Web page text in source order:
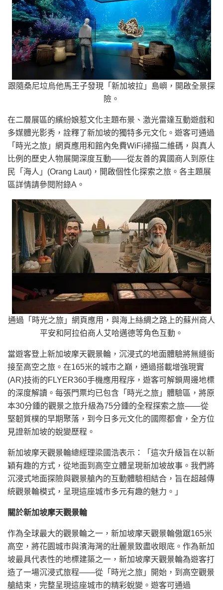
跟隨桑尼垃烏他馬王子發現「新加坡拉」島嶼，開啟全景探
險。
在二層展區的繽紛娘惹文化主題布景、激光雷達互動遊戲和
多媒體光影秀，詮釋了新加坡的獨特多元文化。遊客可通過
「時光之旅」網頁應用和館內免費WiFi掃描二維碼，與真人
比例的歷史人物展開深度互動——從友善的異國商人到原住
民「海人」(Orang Laut)，開啟個性化探索之旅。各主題展
區詳情請參閱附錄A。
通過「時光之旅」網頁應用，與海上絲綢之路上的蘇州商人
平安和阿拉伯商人艾哈邁德等角色互動。
當遊客登上新加坡摩天觀景輪，沉浸式的地面體驗將無縫銜
接至高空之旅。在165米的城市之巔，通過搭載增強現實
(AR)技術的FLYER360手機應用程序，遊客可解鎖周邊地標
的深度解讀。每張門票均已包含「時光之旅」體驗區，將原
本30分鍾的觀景之旅升級為75分鍾的全程探索之旅——從
堅韌質樸的早期聚落，到今日多元文化的國際都會，全方位
見證新加坡的蛻變歷程。
新加坡摩天觀景輪總經理梁國浩表示：「這次升級旨在以新
穎有趣的方式，從地面到高空立體呈現新加坡故事。我們將
沉浸式地面探險與觀景艙內的互動體驗相結合，旨在超越傳
統觀景輪模式，呈現這座城市多元有趣的魅力。」
關於新加坡摩天觀景輪
作為全球最大的觀景輪之一，新加坡摩天觀景輪傲踞165米
高空，將花園城市與濱海灣的壯麗景致盡收眼底。作為新加
坡最具代表性的地標建築之一，新加坡摩天觀景輪為遊客打
造了一場沉浸式旅程——從「時光之旅」開始，到高空觀景
艙結束，完整呈現這座城市的精彩蛻變。遊客可通過